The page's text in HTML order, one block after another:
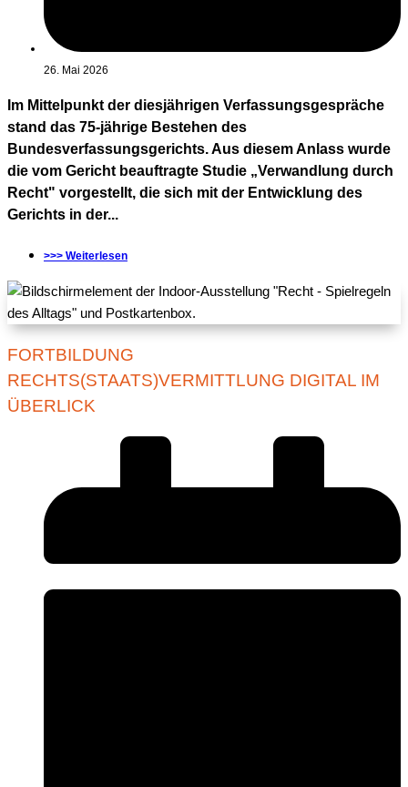
26. Mai 2026
Im Mittelpunkt der diesjährigen Verfassungsgespräche
stand das 75-jährige Bestehen des
Bundesverfassungsgerichts. Aus diesem Anlass wurde
die vom Gericht beauftragte Studie „Verwandlung durch
Recht" vorgestellt, die sich mit der Entwicklung des
Gerichts in der...
>>> Weiterlesen
FORTBILDUNG
RECHTS(STAATS)VERMITTLUNG DIGITAL IM
ÜBERLICK